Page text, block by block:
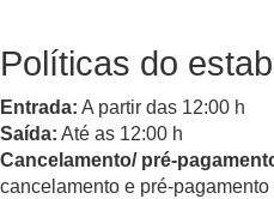
Políticas do
Entrada: A partir das 12:00 h
Saída: Até as 12:00 h
Cancelamento/ pré-
cancelamento e pré-